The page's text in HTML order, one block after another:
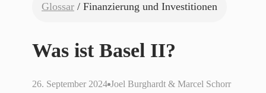
Glossar / Finanzierung und Investitionen
Was ist Basel II?
26. September 2024 Joel Burghardt & Marcel Schorr